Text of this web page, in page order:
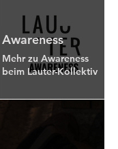
Awareness
Mehr zu Awareness
beim Lauter-Kollektiv
Rest in Music,
Vor einigen Tagen
haben wir vom